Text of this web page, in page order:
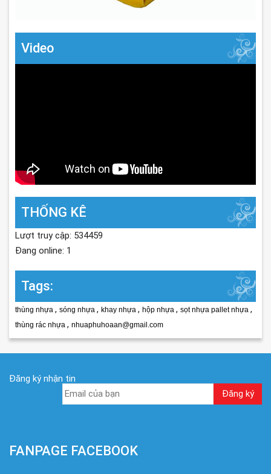
Video
THỐNG KÊ
Lượt truy cập: 534459
Đang online: 1
Tags:
thùng nhựa , sóng nhựa , khay nhựa , hộp nhựa , sọt nhựa pallet nhựa ,
thùng rác nhựa , nhuaphuhoaan@gmail.com
Đăng ký nhận tin
FANPAGE FACEBOOK